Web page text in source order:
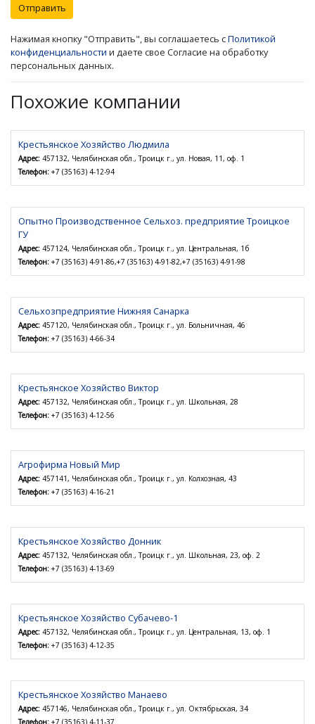
Отправить
Нажимая кнопку "Отправить", вы соглашаетесь сПолитикой
конфиденциальности и даете свое Согласие на обработку
персональных данных.
Похожие компании
Крестьянское Хозяйство Людмила
Адрес: 457132, Челябинская обл., Троицк г., ул. Новая, 11, оф. 1
Телефон: +7 (35163) 4-12-94
Опытно Производственное Сельхоз. предприятие Троицкое
ГУ
Адрес: 457124, Челябинская обл., Троицк г., ул. Центральная, 1б
Телефон: +7 (35163) 4-91-86,+7 (35163) 4-91-82,+7 (35163) 4-91-98
Сельхозпредприятие Нижняя Санарка
Адрес: 457120, Челябинская обл., Троицк г., ул. Больничная, 46
Телефон: +7 (35163) 4-66-34
Крестьянское Хозяйство Виктор
Адрес: 457132, Челябинская обл., Троицк г., ул. Школьная, 28
Телефон: +7 (35163) 4-12-56
Агрофирма Новый Мир
Адрес: 457141, Челябинская обл., Троицк г., ул. Колхозная, 43
Телефон: +7 (35163) 4-16-21
Крестьянское Хозяйство Донник
Адрес: 457132, Челябинская обл., Троицк г., ул. Школьная, 23, оф. 2
Телефон: +7 (35163) 4-13-69
Крестьянское Хозяйство Субачево-1
Адрес: 457132, Челябинская обл., Троицк г., ул. Центральная, 13, оф. 1
Телефон: +7 (35163) 4-12-35
Крестьянское Хозяйство Манаево
Адрес: 457146, Челябинская обл., Троицк г., ул. Октябрьская, 34